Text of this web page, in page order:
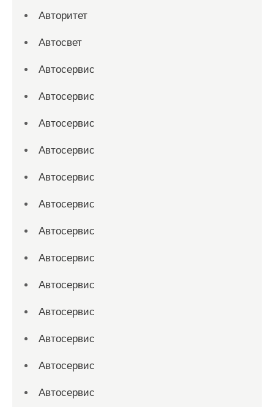
Авторитет
Автосвет
Автосервис
Автосервис
Автосервис
Автосервис
Автосервис
Автосервис
Автосервис
Автосервис
Автосервис
Автосервис
Автосервис
Автосервис
Автосервис